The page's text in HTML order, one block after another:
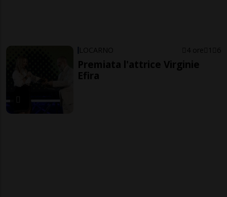
LOCARNO 4 ore 1 6
Premiata l'attrice Virginie
Efira